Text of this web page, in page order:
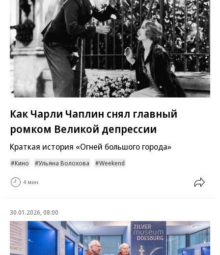
Как Чарли Чаплин снял главный
ромком Великой депрессии
Краткая история «Огней большого города»
Кино Ульяна Волохова Weekend
4 мин.
30.01.2026, 08:00